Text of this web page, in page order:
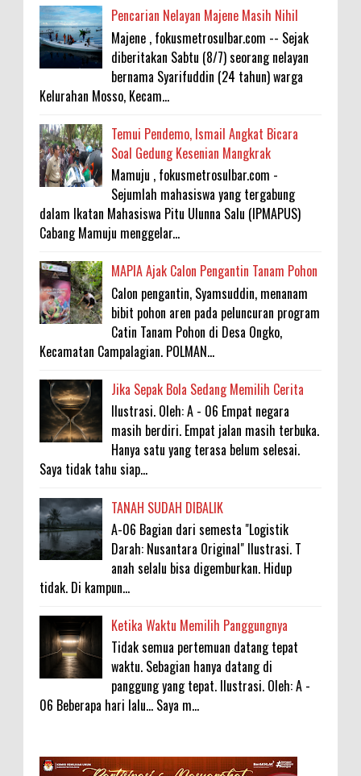
Pencarian Nelayan Majene Masih Nihil
Majene , fokusmetrosulbar.com -- Sejak
diberitakan Sabtu (8/7) seorang nelayan
bernama Syarifuddin (24 tahun) warga
Kelurahan Mosso, Kecam...
Temui Pendemo, Ismail Angkat Bicara
Soal Gedung Kesenian Mangkrak
Mamuju , fokusmetrosulbar.com -
Sejumlah mahasiswa yang tergabung
dalam Ikatan Mahasiswa Pitu Ulunna Salu (IPMAPUS)
Cabang Mamuju menggelar...
MAPIA Ajak Calon Pengantin Tanam Pohon
Calon pengantin, Syamsuddin, menanam
bibit pohon aren pada peluncuran program
Catin Tanam Pohon di Desa Ongko,
Kecamatan Campalagian. POLMAN...
Jika Sepak Bola Sedang Memilih Cerita
Ilustrasi. Oleh: A - 06 Empat negara
masih berdiri. Empat jalan masih terbuka.
Hanya satu yang terasa belum selesai.
Saya tidak tahu siap...
TANAH SUDAH DIBALIK
A-06 Bagian dari semesta "Logistik
Darah: Nusantara Original" Ilustrasi. T
anah selalu bisa digemburkan. Hidup
tidak. Di kampun...
Ketika Waktu Memilih Panggungnya
Tidak semua pertemuan datang tepat
waktu. Sebagian hanya datang di
panggung yang tepat. Ilustrasi. Oleh: A -
06 Beberapa hari lalu... Saya m...